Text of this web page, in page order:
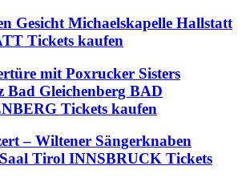
Gesicht Michaelskapelle Hallstatt
Tickets kaufen
mit Poxrucker Sisters
Bad Gleichenberg BAD
Tickets kaufen
– Wiltener Sängerknaben
Tirol INNSBRUCK Tickets